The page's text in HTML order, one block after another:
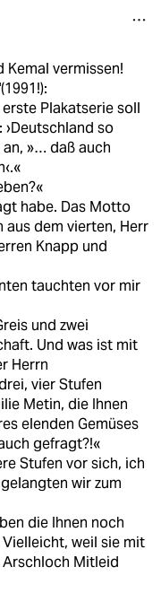
vermissen!
Plakatserie soll
so
»… daß auch
habe. Das Motto
aus dem vierten, Herr
Knapp und
tauchten vor mir
und zwei
Und was ist mit
Herrn
vier Stufen
Metin, die Ihnen
elenden Gemüses
gefragt?!«
Stufen vor sich, ich
wir zum
die Ihnen noch
weil sie mit
Mitleid